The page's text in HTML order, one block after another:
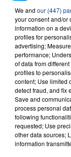
23 juillet 2026
INCENDIE
SON BÉBÉ
Un homme
aspergé sa
d'un liquide
We and our (447)
your consent and/or
information on a
profiles for
advertising;
performance;
of data from
profiles to
content; Use limited
detect fraud, and fix
Save and
process personal
following
requested; Use
other data sources;
information